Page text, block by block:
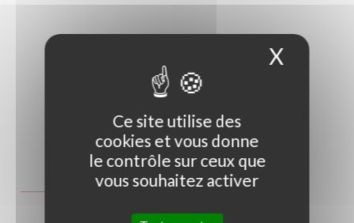
Photo non contractuelle
Guide des tailles
Ce site utilise des
cookies et vous donne
le contrôle sur ceux que
vous souhaitez activer
X